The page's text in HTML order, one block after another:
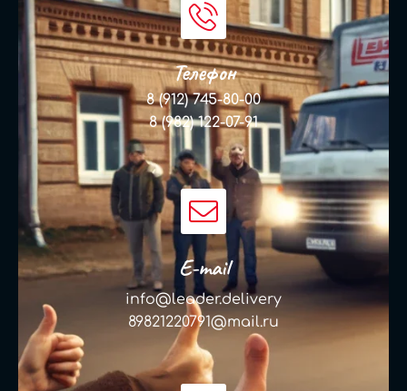
Телефон
8 (912) 745-80-00
8 (982) 122-07-91
E-mail
info@leader.delivery
89821220791@mail.ru